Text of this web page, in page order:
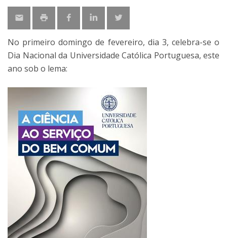
No primeiro domingo de fevereiro, dia 3, celebra-se o
Dia Nacional da Universidade Católica Portuguesa, este
ano sob o lema: